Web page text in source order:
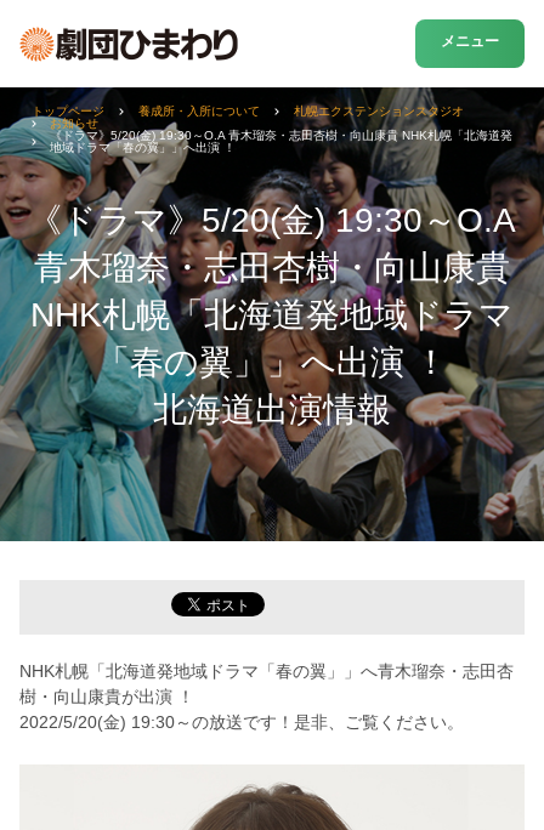
メニュー
《ドラマ》5/20(金) 19:30～O.A
青木瑠奈・志田杏樹・向山康貴
NHK札幌「北海道発地域ドラマ
「春の翼」」へ出演 ！
北海道出演情報
トップページ 養成所・入所について
札幌エクステンションスタジオ
お知らせ
《ドラマ》5/20(金) 19:30～O.A 青木瑠奈・志田杏樹・向山康貴 NHK札幌「北海道発
地域ドラマ「春の翼」」へ出演 ！
NHK札幌「北海道発地域ドラマ「春の翼」」へ青木瑠奈・志田杏
樹・向山康貴が出演 ！
2022/5/20(金) 19:30～の放送です！是非、ご覧ください。